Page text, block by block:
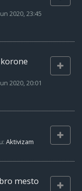
2020, 23:45
2020, 20:01
Aktivizam
mesto